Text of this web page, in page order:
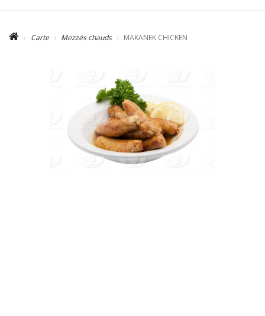
Carte Mezzés chauds MAKANEK CHICKEN